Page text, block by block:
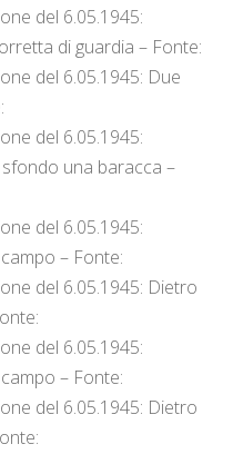
del 6.05.1945:
di guardia – Fonte:
del 6.05.1945: Due
del 6.05.1945:
una baracca –
del 6.05.1945:
– Fonte:
del 6.05.1945: Dietro
del 6.05.1945:
– Fonte:
del 6.05.1945: Dietro